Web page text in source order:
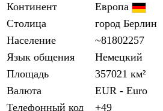
Континент
Европа
Столица
город Берлин
Население
~81802257
Язык общения
Немецкий
Площадь
357021 км²
Валюта
EUR - Euro
Телефонный код
+49